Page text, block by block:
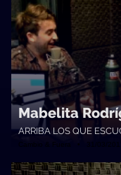
Mabelita
ARRIBA LOS QUE
Cambio & Fuera • 31/03/